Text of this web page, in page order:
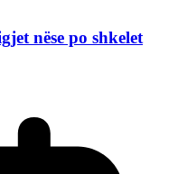
nëse po shkelet